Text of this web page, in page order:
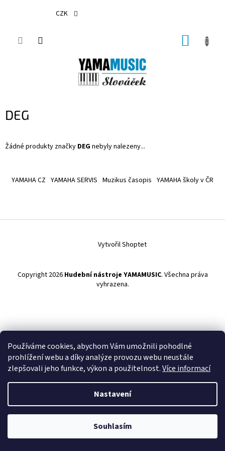
Používáme cookies, abychom Vám umožnili pohodlné
prohlížení webu a díky analýze provozu webu neustále
zlepšovali jeho funkce, výkon a použitelnost.Více informací
Nastavení
Souhlasím
CZK
DEG
Žádné produkty značky DEGnebyly nalezeny...
í
YAMAHA CZ YAMAHA SERVIS Muzikus časopis YAMAHA školy v ČR
Vytvořil Shoptet
Copyright 2026 Hudební nástroje YAMAMUSIC. Všechna práva
vyhrazena.